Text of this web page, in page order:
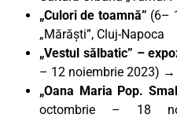
„Culori de toamnă” (6–
„Mărăști”, Cluj-Napoca
„Vestul sălbatic” –
– 12 noiembrie 2023) →
„Oana Maria Pop.
octombrie – 18